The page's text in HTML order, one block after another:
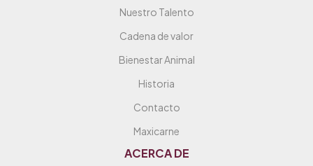
Nuestro Talento
Cadena de valor
Bienestar Animal
Historia
Contacto
Maxicarne
ACERCA DE